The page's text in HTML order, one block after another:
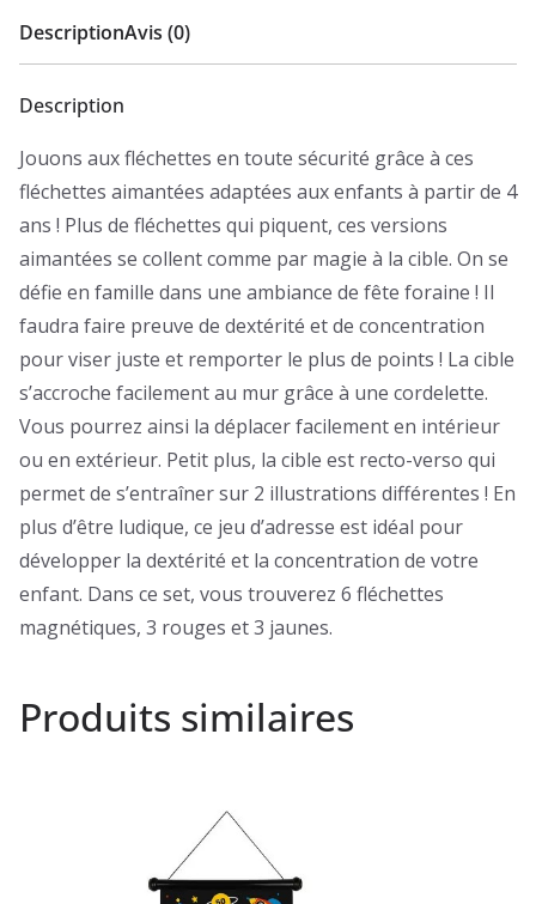
DescriptionAvis (0)
Description
Jouons aux fléchettes en toute sécurité grâce à ces
fléchettes aimantées adaptées aux enfants à partir de 4
ans ! Plus de fléchettes qui piquent, ces versions
aimantées se collent comme par magie à la cible. On se
défie en famille dans une ambiance de fête foraine ! Il
faudra faire preuve de dextérité et de concentration
pour viser juste et remporter le plus de points ! La cible
s’accroche facilement au mur grâce à une cordelette.
Vous pourrez ainsi la déplacer facilement en intérieur
ou en extérieur. Petit plus, la cible est recto-verso qui
permet de s’entraîner sur 2 illustrations différentes ! En
plus d’être ludique, ce jeu d’adresse est idéal pour
développer la dextérité et la concentration de votre
enfant. Dans ce set, vous trouverez 6 fléchettes
magnétiques, 3 rouges et 3 jaunes.
Produits similaires